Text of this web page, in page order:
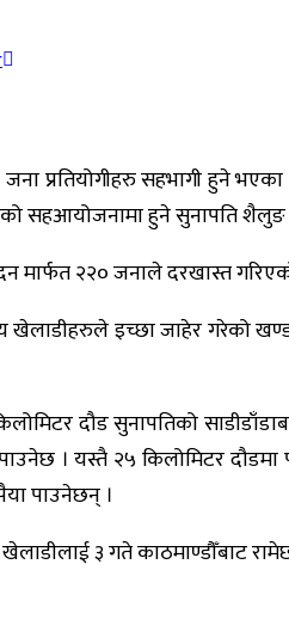
जना प्रतियोगीहरु सहभागी हुने
सहआयोजनामा हुने सुनापति शैलुङ
मार्फत २२० जनाले दरखास्त
खेलाडीहरुले इच्छा जाहेर
दौड सुनापतिको
। यस्तै २५ किलोमिटर दौडमा
पाउनेछन् ।
३ गते काठमाण्डौँबाट